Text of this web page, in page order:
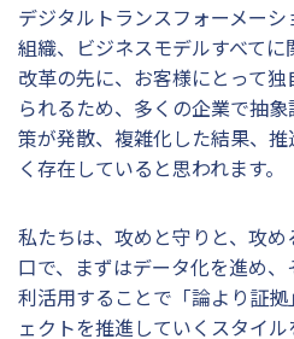
デジタルトランスフォーメーシ
組織、ビジネスモデルすべて
改革の先に、お客様にとって
られるため、多くの企業で抽
策が発散、複雑化した結果、
く存在していると思われます。
私たちは、攻めと守りと、攻
口で、まずはデータ化を進め、
利活用することで「論より証
ェクトを推進していくスタイル